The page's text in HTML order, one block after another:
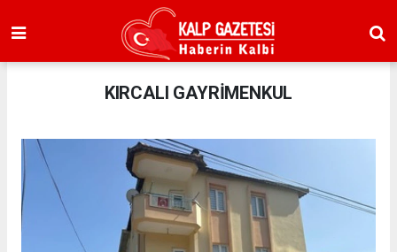
KIRCALI GAYRİMENKUL